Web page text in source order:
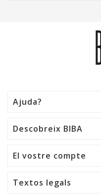
Ajuda?
Descobreix BIBA
El vostre compte
Textos legals